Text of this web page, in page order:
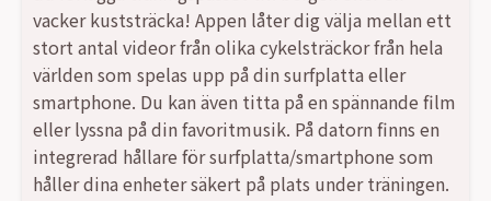
vacker kuststräcka! Appen låter dig välja mellan ett
stort antal videor från olika cykelsträckor från hela
världen som spelas upp på din surfplatta eller
smartphone. Du kan även titta på en spännande film
eller lyssna på din favoritmusik. På datorn finns en
integrerad hållare för surfplatta/smartphone som
håller dina enheter säkert på plats under träningen.